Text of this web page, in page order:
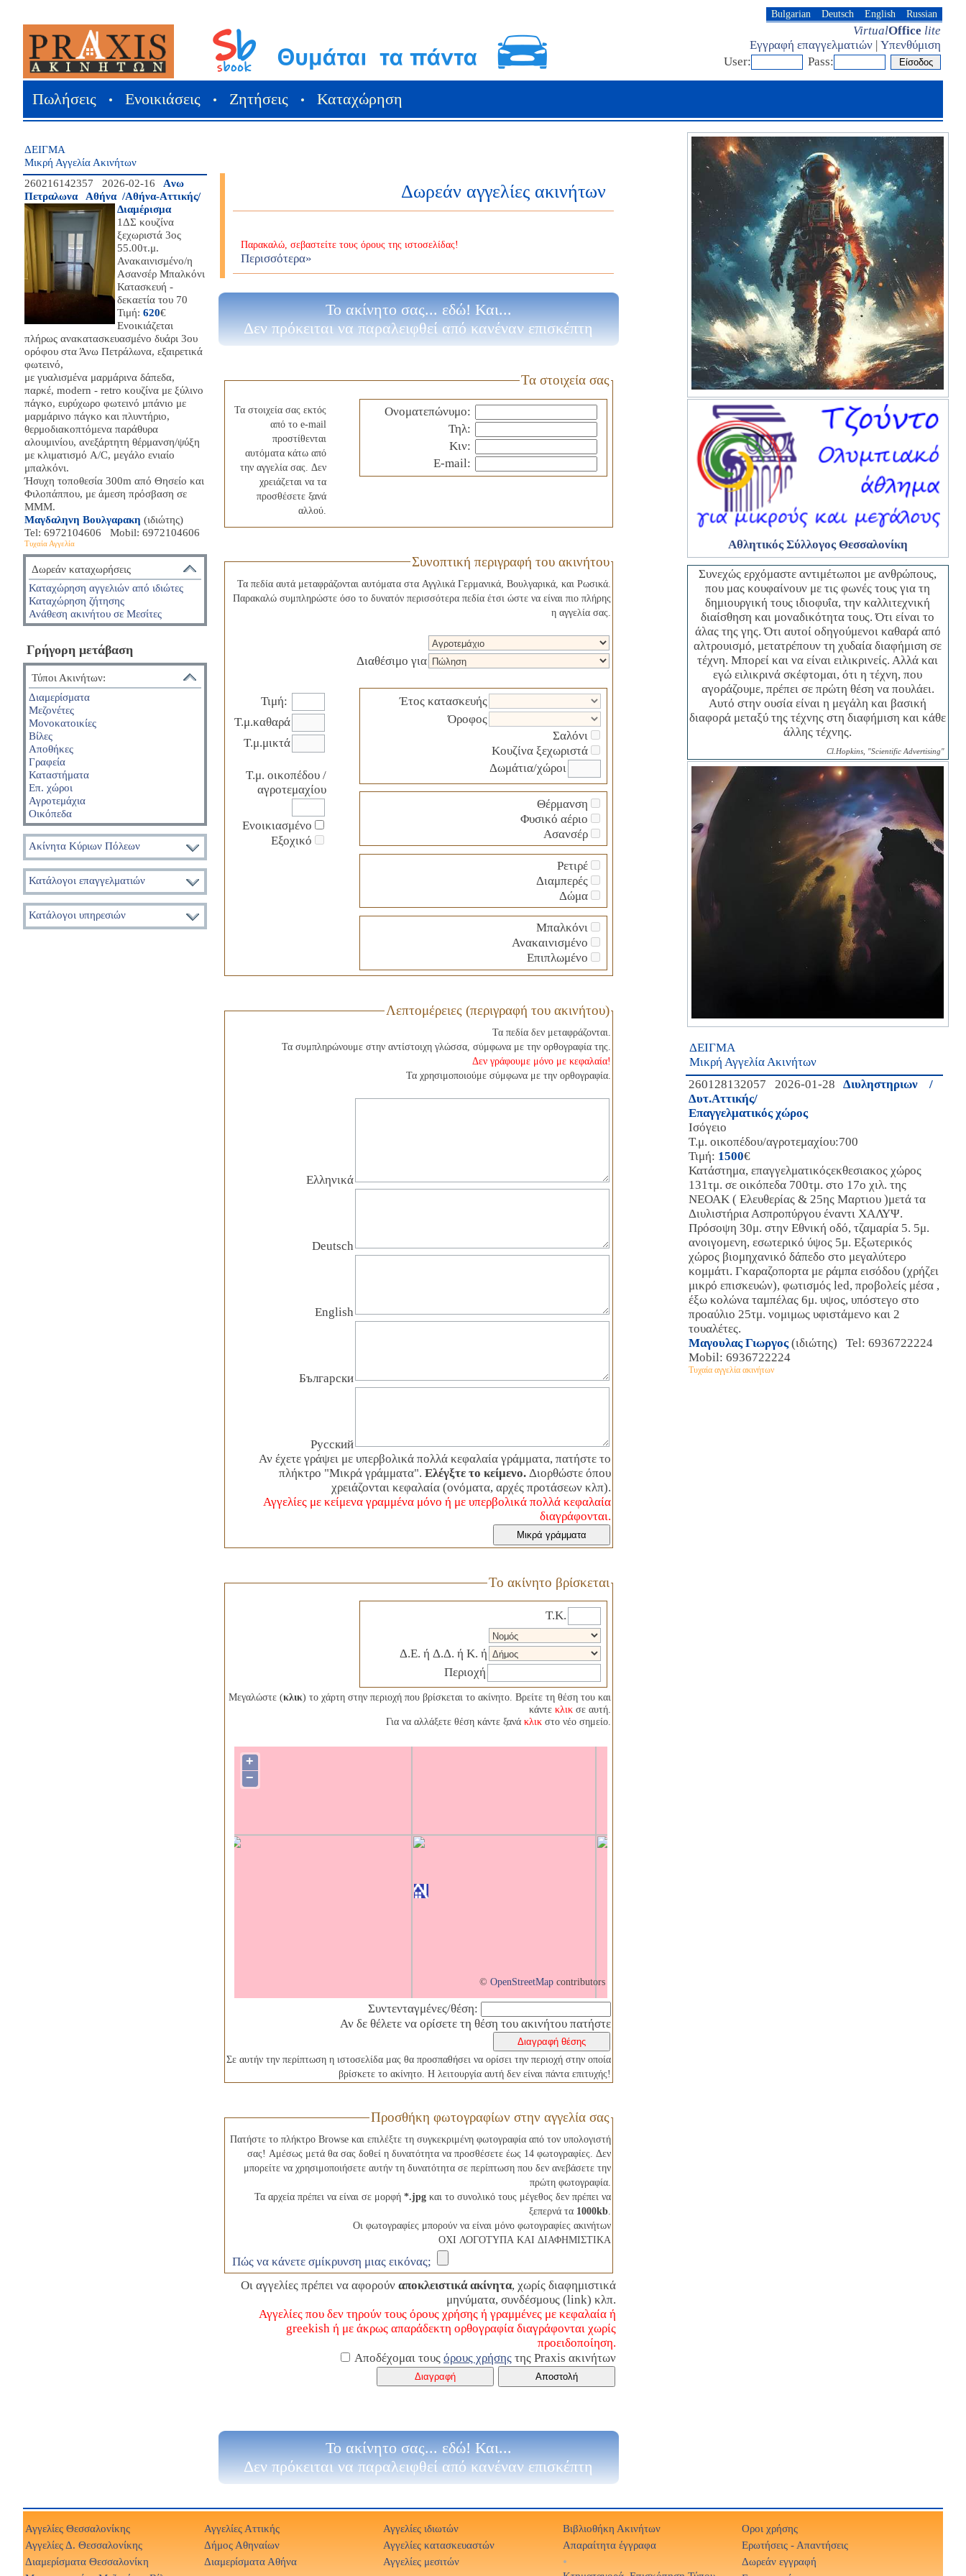
Bulgarian Deutsch English Russian
VirtualOffice lite
Εγγραφή επαγγελματιών | Υπενθύμιση
User:
Pass:
Πωλήσεις • Ενοικιάσεις • Ζητήσεις • Καταχώρηση
ΔΕΙΓΜΑ
Μικρή Αγγελία Ακινήτων
260216142357 2026-02-16
Aνω
Πετραλωνα Αθήνα /Αθήνα-Αττικής/
Διαμέρισμα
1ΔΣ κουζίνα
ξεχωριστά 3ος
55.00τ.μ.
Ανακαινισμένο/η
Ασανσέρ Μπαλκόνι
Κατασκευή -
δεκαετία του 70
Τιμή: 620€
Ενοικιάζεται
πλήρως ανακατασκευασμένο δυάρι 3ου
ορόφου στα Άνω Πετράλωνα, εξαιρετικά
φωτεινό,
με γυαλισμένα μαρμάρινα δάπεδα,
παρκέ, modern - retro κουζίνα με ξύλινο
πάγκο, ευρύχωρο φωτεινό μπάνιο με
μαρμάρινο πάγκο και πλυντήριο,
θερμοδιακοπτόμενα παράθυρα
αλουμινίου, ανεξάρτητη θέρμανση/ψύξη
με κλιματισμό A/C, μεγάλο ενιαίο
μπαλκόνι.
Ήσυχη τοποθεσία 300m από Θησείο και
Φιλοπάππου, με άμεση πρόσβαση σε
ΜΜΜ.
Mαγδαληνη Βουλγαρακη (ιδιώτης)
Tel: 6972104606 Mobil: 6972104606
Τυχαία Αγγελία
Δωρεάν καταχωρήσεις
Καταχώρηση αγγελιών από ιδιώτες
Καταχώρηση ζήτησης
Ανάθεση ακινήτου σε Μεσίτες
Γρήγορη μετάβαση
Τύποι Ακινήτων:
Διαμερίσματα
Μεζονέτες
Μονοκατοικίες
Βίλες
Αποθήκες
Γραφεία
Καταστήματα
Επ. χώροι
Αγροτεμάχια
Οικόπεδα
Ακίνητα Κύριων Πόλεων
Κατάλογοι επαγγελματιών
Κατάλογοι υπηρεσιών
Δωρεάν αγγελίες ακινήτων
Παρακαλώ, σεβαστείτε τους όρους της ιστοσελίδας!
Περισσότερα»
Το ακίνητο σας... εδώ! Και...
Δεν πρόκειται να παραλειφθεί από κανέναν επισκέπτη
Τα στοιχεία σας
Τα στοιχεία σας εκτός
από το e-mail
προστίθενται
αυτόματα κάτω από
την αγγελία σας. Δεν
χρειάζεται να τα
προσθέσετε ξανά
αλλού.
Ονοματεπώνυμο:
Τηλ:
Κιν:
E-mail:
Συνοπτική περιγραφή του ακινήτου
Τα πεδία αυτά μεταφράζονται αυτόματα στα Αγγλικά Γερμανικά, Βουλγαρικά, και Ρωσικά.
Παρακαλώ συμπληρώστε όσο το δυνατόν περισσότερα πεδία έτσι ώστε να είναι πιο πλήρης
η αγγελία σας.
Διαθέσιμο για
Τιμή:
Τ.μ.καθαρά
Τ.μ.μικτά
Τ.μ. οικοπέδου /
αγροτεμαχίου
Ενοικιασμένο
Εξοχικό
Έτος κατασκευής
Όροφος
Σαλόνι
Κουζίνα ξεχωριστά
Δωμάτια/χώροι
Θέρμανση
Φυσικό αέριο
Ασανσέρ
Ρετιρέ
Διαμπερές
Δώμα
Μπαλκόνι
Ανακαινισμένο
Επιπλωμένο
Λεπτομέρειες (περιγραφή του ακινήτου)
Τα πεδία δεν μεταφράζονται.
Τα συμπληρώνουμε στην αντίστοιχη γλώσσα, σύμφωνα με την ορθογραφία της.
Δεν γράφουμε μόνο με κεφαλαία!
Τα χρησιμοποιούμε σύμφωνα με την ορθογραφία.
Ελληνικά
Deutsch
English
Български
Русский
Αν έχετε γράψει με υπερβολικά πολλά κεφαλαία γράμματα, πατήστε το
πλήκτρο "Μικρά γράμματα". Ελέγξτε το κείμενο.Διορθώστε όπου
χρειάζονται κεφαλαία (ονόματα, αρχές προτάσεων κλπ).
Αγγελίες με κείμενα γραμμένα μόνο ή με υπερβολικά πολλά κεφαλαία
διαγράφονται.
Το ακίνητο βρίσκεται
T.Κ.
Δ.Ε. ή Δ.Δ. ή Κ. ή
Περιοχή
Μεγαλώστε (κλικ) το χάρτη στην περιοχή που βρίσκεται το ακίνητο. Βρείτε τη θέση του και
κάντε κλικσε αυτή.
Για να αλλάξετε θέση κάντε ξανά κλικστο νέο σημείο.
+
−
© OpenStreetMapcontributors
Συντενταγμένες/θέση:
Αν δε θέλετε να ορίσετε τη θέση του ακινήτου πατήστε
Σε αυτήν την περίπτωση η ιστοσελίδα μας θα προσπαθήσει να ορίσει την περιοχή στην οποία
βρίσκετε το ακίνητο. Η λειτουργία αυτή δεν είναι πάντα επιτυχής!
Προσθήκη φωτογραφίων στην αγγελία σας
Πατήστε το πλήκτρο Browse και επιλέξτε τη συγκεκριμένη φωτογραφία από τον υπολογιστή
σας! Αμέσως μετά θα σας δοθεί η δυνατότητα να προσθέσετε έως 14 φωτογραφίες. Δεν
μπορείτε να χρησιμοποιήσετε αυτήν τη δυνατότητα σε περίπτωση που δεν ανεβάσετε την
πρώτη φωτογραφία.
Τα αρχεία πρέπει να είναι σε μορφή *.jpgκαι το συνολικό τους μέγεθος δεν πρέπει να
ξεπερνά τα 1000kb.
Οι φωτογραφίες μπορούν να είναι μόνο φωτογραφίες ακινήτων
ΟΧΙ ΛΟΓΟΤΥΠΑ ΚΑΙ ΔΙΑΦΗΜΙΣΤΙΚΑ
Πώς να κάνετε σμίκρυνση μιας εικόνας;
Οι αγγελίες πρέπει να αφορούν αποκλειστικά ακίνητα, χωρίς διαφημιστικά
μηνύματα, συνδέσμους (link) κλπ.
Αγγελίες που δεν τηρούν τους όρους χρήσης ή γραμμένες με κεφαλαία ή
greekish ή με άκρως απαράδεκτη ορθογραφία διαγράφονται χωρίς
προειδοποίηση.
Αποδέχομαι τους όρους χρήσηςτης Praxis ακινήτων
Το ακίνητο σας... εδώ! Και...
Δεν πρόκειται να παραλειφθεί από κανέναν επισκέπτη
Αθλητικός Σύλλογος Θεσσαλονίκη
Συνεχώς ερχόμαστε αντιμέτωποι με ανθρώπους,
που μας κουφαίνουν με τις φωνές τους για τη
δημιουργική τους ιδιοφυΐα, την καλλιτεχνική
διαίσθηση και μοναδικότητα τους. Ότι είναι το
άλας της γης. Ότι αυτοί οδηγούμενοι καθαρά από
αλτρουισμό, μετατρέπουν τη χυδαία διαφήμιση σε
τέχνη. Μπορεί και να είναι ειλικρινείς. Αλλά και
εγώ ειλικρινά σκέφτομαι, ότι η τέχνη, που
αγοράζουμε, πρέπει σε πρώτη θέση να πουλάει.
Αυτό στην ουσία είναι η μεγάλη και βασική
διαφορά μεταξύ της τέχνης στη διαφήμιση και κάθε
άλλης τέχνης.
Cl.Hopkins, "Scientific Advertising"
ΔΕΙΓΜΑ
Μικρή Αγγελία Ακινήτων
260128132057 2026-01-28
Διυληστηριων /
Δυτ.Αττικής/
Επαγγελματικός χώρος
Ισόγειο
Τ.μ. οικοπέδου/αγροτεμαχίου:700
Τιμή: 1500€
Κατάστημα, επαγγελματικόςεκθεσιακος χώρος
131τμ. σε οικόπεδα 700τμ. στο 17ο χιλ. της
ΝΕΟΑΚ ( Ελευθερίας & 25ης Μαρτιου )μετά τα
Διυλιστήρια Ασπροπύργου έναντι ΧΑΛΥΨ.
Πρόσοψη 30μ. στην Εθνική οδό, τζαμαρία 5. 5μ.
ανοιγομενη, εσωτερικό ύψος 5μ. Εξωτερικός
χώρος βιομηχανικό δάπεδο στο μεγαλύτερο
κομμάτι. Γκαραζοπορτα με ράμπα εισόδου (χρήζει
μικρό επισκευών), φωτισμός led, προβολείς μέσα ,
έξω κολώνα ταμπέλας 6μ. υψος, υπόστεγο στο
προαύλιο 25τμ. νομιμως υφιστάμενο και 2
τουαλέτες.
Μαγουλας Γιωργος(ιδιώτης) Tel: 6936722224
Mobil: 6936722224
Τυχαία αγγελία ακινήτων
Αγγελίες Θεσσαλονίκης
Αγγελίες Δ. Θεσσαλονίκης
Διαμερίσματα Θεσσαλονίκη
Αγγελίες Αττικής
Δήμος Αθηναίων
Διαμερίσματα Αθήνα
Αγγελίες ιδιωτών
Αγγελίες κατασκευαστών
Αγγελίες μεσιτών
Βιβλιοθήκη Ακινήτων
Απαραίτητα έγγραφα
•
Οροι χρήσης
Ερωτήσεις - Απαντήσεις
Δωρεάν εγγραφή